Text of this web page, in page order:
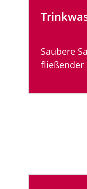
Saubere
fließender